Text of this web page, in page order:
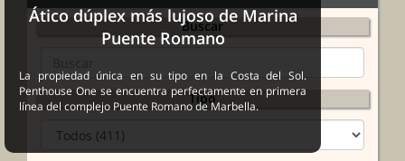
Buscar
Tipo
Ático dúplex más lujoso de Marina
Puente Romano
La propiedad única en su tipo en la Costa del Sol.
Penthouse One se encuentra perfectamente en primera
línea del complejo Puente Romano de Marbella.